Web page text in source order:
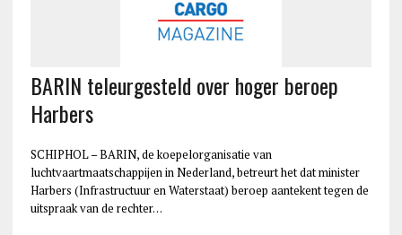
BARIN teleurgesteld over hoger beroep
Harbers
SCHIPHOL – BARIN, de koepelorganisatie van
luchtvaartmaatschappijen in Nederland, betreurt het dat minister
Harbers (Infrastructuur en Waterstaat) beroep aantekent tegen de
uitspraak van de rechter…